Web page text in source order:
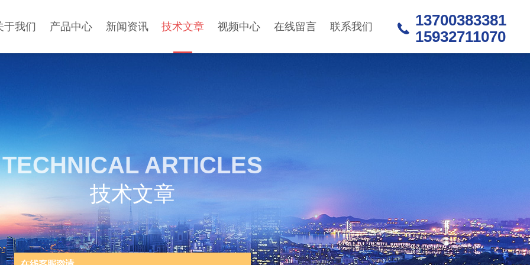
于我们 产品中心 新闻资讯 技术文章 视频中心 在线留言 联系我们
13700383381
15932711070
TECHNICAL ARTICLES
技术文章